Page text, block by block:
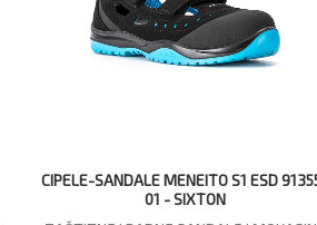
CIPELE-SANDALE MENEITO S1 ESD
01 - SIXTON